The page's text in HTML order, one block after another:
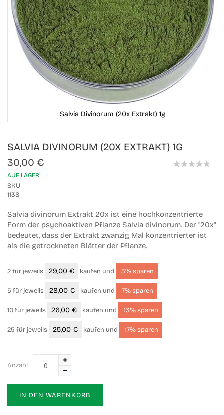
SALVIA DIVINORUM (20X EXTRAKT) 1G
30,00 €
AUF LAGER
SKU
1138
Salvia divinorum Extrakt 20x ist eine hochkonzentrierte
Form der psychoaktiven Pflanze Salvia divinorum. Der "20x"
bedeutet, dass der Extrakt zwanzig Mal konzentrierter ist
als die getrockneten Blätter der Pflanze.
2 für jeweils 29,00 € kaufen und 3% sparen
5 für jeweils 28,00 € kaufen und 7% sparen
10 für jeweils 26,00 € kaufen und 13% sparen
25 für jeweils 25,00 € kaufen und 17% sparen
Anzahl
IN DEN WARENKORB
Salvia Divinorum (20x Extrakt) 1g
to
beginning
of
images
gallery